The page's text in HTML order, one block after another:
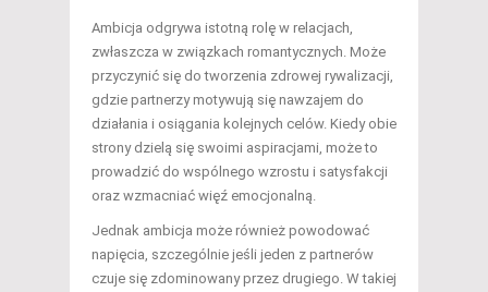
Ambicja odgrywa istotną rolę w relacjach,
zwłaszcza w związkach romantycznych. Może
przyczynić się do tworzenia zdrowej rywalizacji,
gdzie partnerzy motywują się nawzajem do
działania i osiągania kolejnych celów. Kiedy obie
strony dzielą się swoimi aspiracjami, może to
prowadzić do wspólnego wzrostu i satysfakcji
oraz wzmacniać więź emocjonalną.
Jednak ambicja może również powodować
napięcia, szczególnie jeśli jeden z partnerów
czuje się zdominowany przez drugiego. W takiej